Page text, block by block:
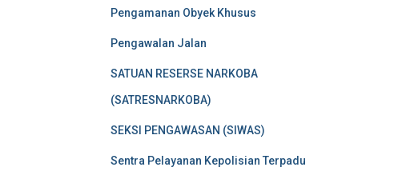
Pengamanan Obyek Khusus
Pengawalan Jalan
SATUAN RESERSE NARKOBA
(SATRESNARKOBA)
SEKSI PENGAWASAN (SIWAS)
Sentra Pelayanan Kepolisian Terpadu